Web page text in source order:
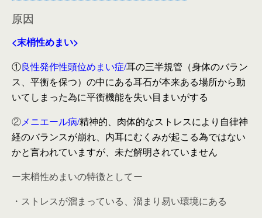
原因
<末梢性めまい>
①良性発作性頭位めまい症/耳の三半規管（身体のバラン
ス、平衡を保つ）の中にある耳石が本来ある場所から動
いてしまった為に平衡機能を失い目まいがする
②メニエール病/精神的、肉体的なストレスにより自律神
経のバランスが崩れ、内耳にむくみが起こる為ではない
かと言われていますが、未だ解明されていません
ー末梢性めまいの特徴としてー
・ストレスが溜まっている、溜まり易い環境にある